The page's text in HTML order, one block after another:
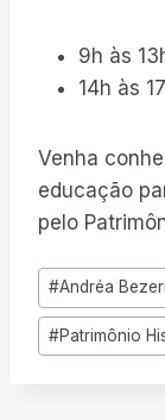
9h às
14h às
Venha
educação
pelo
Tags
do
Post:
#Andréa
#Patrimônio